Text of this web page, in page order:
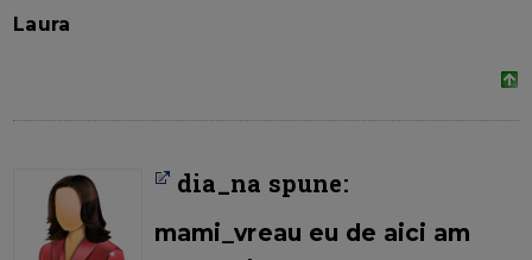
Laura
dia_na spune:
mami_vreau eu de aici am